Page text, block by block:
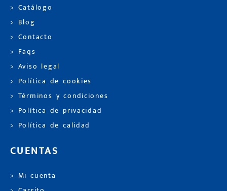
> Catálogo
> Blog
> Contacto
> Faqs
> Aviso legal
> Política de cookies
> Términos y condiciones
> Política de privacidad
> Política de calidad
CUENTAS
> Mi cuenta